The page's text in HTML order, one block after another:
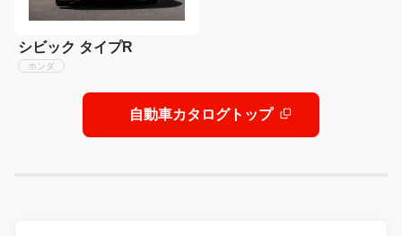
シビック タイプR
ホンダ
自動車カタログトップ